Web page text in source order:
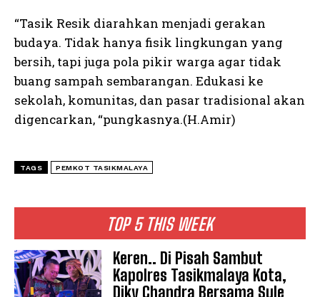
TOP 5 THIS WEEK
Keren.. Di Pisah Sambut
Kapolres Tasikmalaya Kota,
Diky Chandra Bersama Sule
“Tasik Resik diarahkan menjadi gerakan
budaya. Tidak hanya fisik lingkungan yang
bersih, tapi juga pola pikir warga agar tidak
buang sampah sembarangan. Edukasi ke
sekolah, komunitas, dan pasar tradisional akan
digencarkan, “pungkasnya.(H.Amir)
TAGS PEMKOT TASIKMALAYA